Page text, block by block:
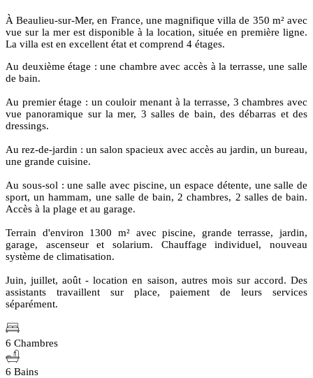
À Beaulieu-sur-Mer, en France, une magnifique villa de 350 m² avec
vue sur la mer est disponible à la location, située en première ligne.
La villa est en excellent état et comprend 4 étages.
Au deuxième étage : une chambre avec accès à la terrasse, une salle
de bain.
Au premier étage : un couloir menant à la terrasse, 3 chambres avec
vue panoramique sur la mer, 3 salles de bain, des débarras et des
dressings.
Au rez-de-jardin : un salon spacieux avec accès au jardin, un bureau,
une grande cuisine.
Au sous-sol : une salle avec piscine, un espace détente, une salle de
sport, un hammam, une salle de bain, 2 chambres, 2 salles de bain.
Accès à la plage et au garage.
Terrain d'environ 1300 m² avec piscine, grande terrasse, jardin,
garage, ascenseur et solarium. Chauffage individuel, nouveau
système de climatisation.
Juin, juillet, août - location en saison, autres mois sur accord. Des
assistants travaillent sur place, paiement de leurs services
séparément.
6 Chambres
6 Bains